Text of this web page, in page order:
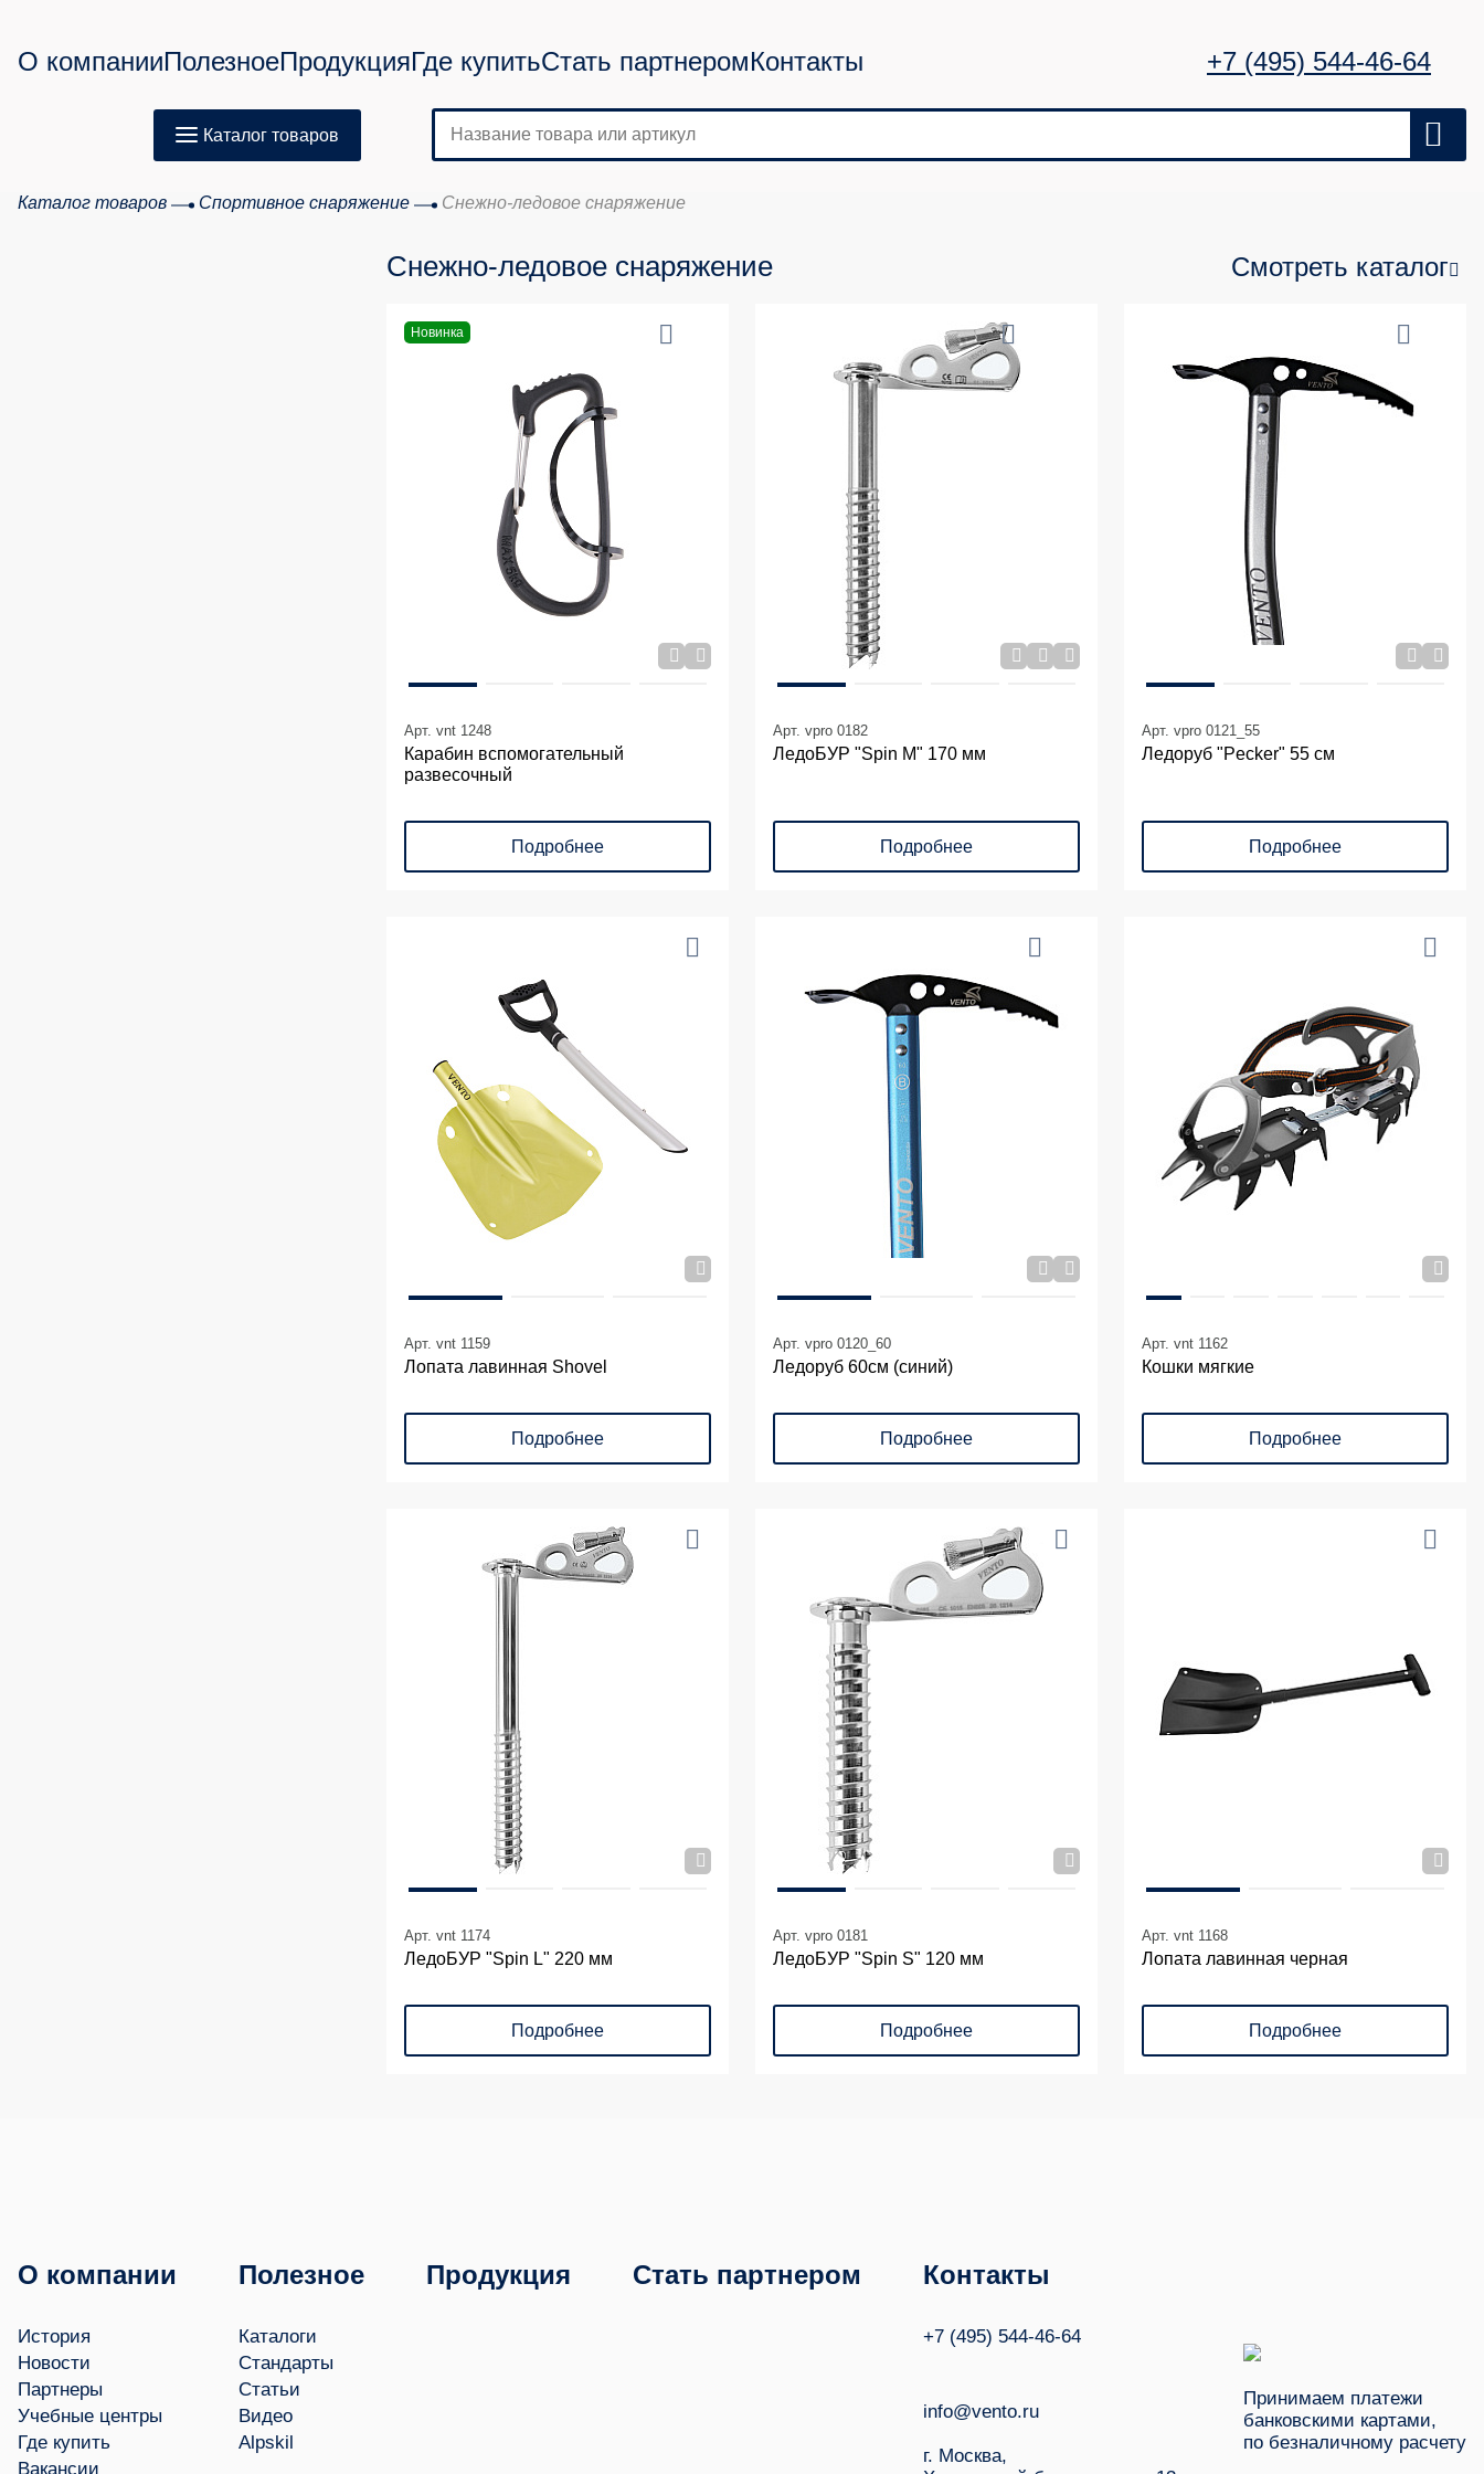
О компанииПолезноеПродукцияГде купитьСтать партнеромКонтакты +7 (495) 544-46-64
Каталог товаров
Каталог товаров Спортивное снаряжение Снежно-ледовое снаряжение
Снежно-ледовое снаряжение Смотреть каталог
Новинка
Арт. vnt 1248
Карабин вспомогательный
развесочный
Подробнее
Арт. vpro 0182
ЛедоБУР "Spin M" 170 мм
Подробнее
Арт. vpro 0121_55
Ледоруб "Pecker" 55 см
Подробнее
Арт. vnt 1159
Лопата лавинная Shovel
Подробнее
Арт. vpro 0120_60
Ледоруб 60см (синий)
Подробнее
Арт. vnt 1162
Кошки мягкие
Подробнее
Арт. vnt 1174
ЛедоБУР "Spin L" 220 мм
Подробнее
Арт. vpro 0181
ЛедоБУР "Spin S" 120 мм
Подробнее
Арт. vnt 1168
Лопата лавинная черная
Подробнее
О компании
История
Новости
Партнеры
Учебные центры
Где купить
Вакансии
Полезное
Каталоги
Стандарты
Статьи
Видео
Alpskil
Продукция Стать партнером Контакты
+7 (495) 544-46-64
info@vento.ru
г. Москва,
Принимаем платежи
банковскими картами,
по безналичному расчету